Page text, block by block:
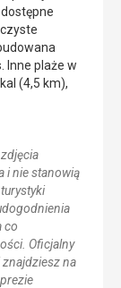
plaże w
(4,5 km),
i nie stanowią
co
Oficjalny
na